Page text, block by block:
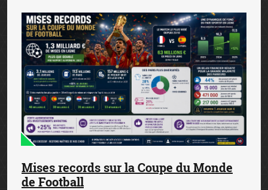
Mises records sur la Coupe du Monde
de Football